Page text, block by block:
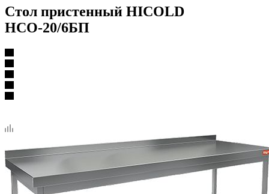
Стол пристенный HICOLD
НСО-20/6БП